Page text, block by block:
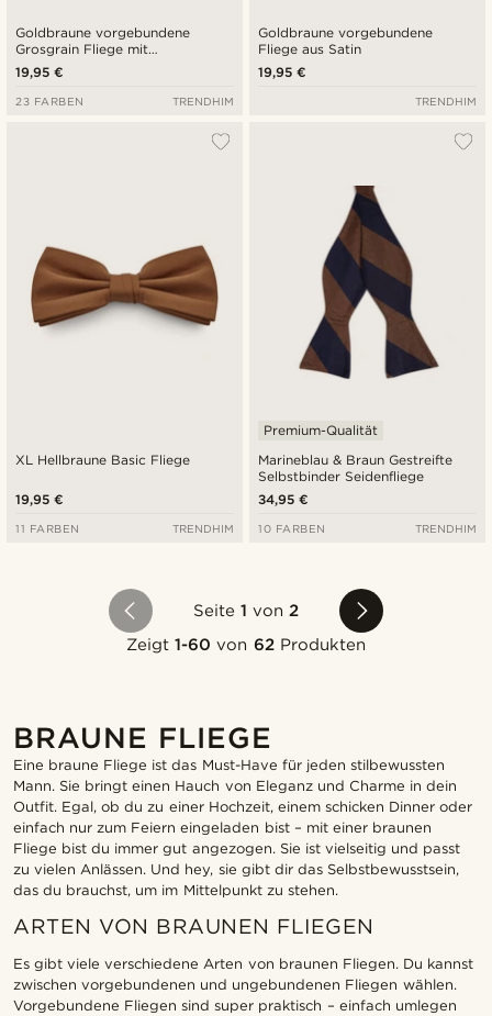
Goldbraune vorgebundene
Grosgrain Fliege mit
Diamantspitze
19,95 €
23 FARBEN TRENDHIM
Goldbraune vorgebundene
Fliege aus Satin
19,95 €
TRENDHIM
XL Hellbraune Basic Fliege
19,95 €
11 FARBEN TRENDHIM
Marineblau & Braun Gestreifte
Selbstbinder Seidenfliege
Premium-Qualität
34,95 €
10 FARBEN TRENDHIM
Seite 1 von2
Zeigt1-60 von 62Produkten
BRAUNE FLIEGE
Eine braune Fliege ist das Must-Have für jeden stilbewussten
Mann. Sie bringt einen Hauch von Eleganz und Charme in dein
Outfit. Egal, ob du zu einer Hochzeit, einem schicken Dinner oder
einfach nur zum Feiern eingeladen bist – mit einer braunen
Fliege bist du immer gut angezogen. Sie ist vielseitig und passt
zu vielen Anlässen. Und hey, sie gibt dir das Selbstbewusstsein,
das du brauchst, um im Mittelpunkt zu stehen.
ARTEN VON BRAUNEN FLIEGEN
Es gibt viele verschiedene Arten von braunen Fliegen. Du kannst
zwischen vorgebundenen und ungebundenen Fliegen wählen.
Vorgebundene Fliegen sind super praktisch – einfach umlegen